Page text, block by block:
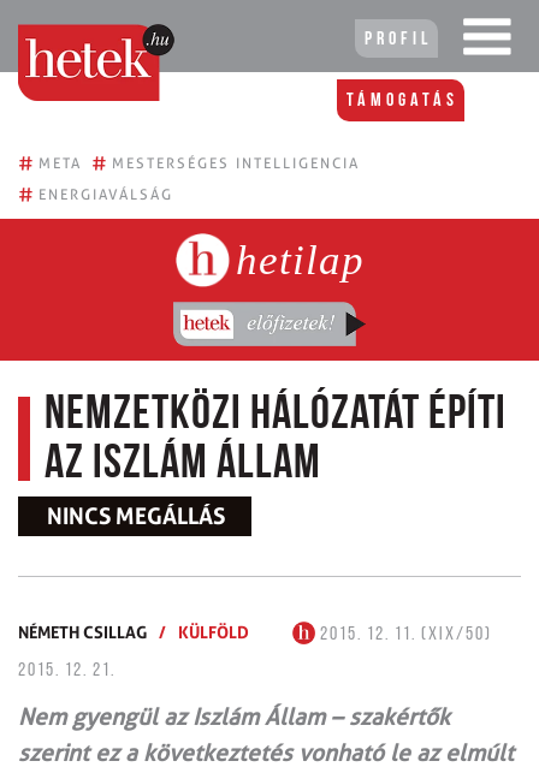
Profil
Támogatás
# META # MESTERSÉGES INTELLIGENCIA
# ENERGIAVÁLSÁG
hetilap
Nemzetközi hálózatát építi
az Iszlám Állam
NINCS MEGÁLLÁS
NÉMETH CSILLAG / KÜLFÖLD
2015. 12. 11. (XIX/50)
2015. 12. 21.
Nem gyengül az Iszlám Állam – szakértők
szerint ez a következtetés vonható le az elmúlt